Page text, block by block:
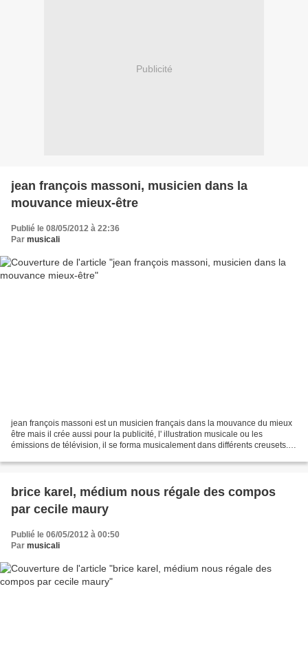
Publicité
jean françois massoni, musicien dans la
mouvance mieux-être
Publié le 08/05/2012 à 22:36
Par musicali
jean françois massoni est un musicien français dans la mouvance du mieux
être mais il crée aussi pour la publicité, l' illustration musicale ou les
émissions de télévision, il se forma musicalement dans différents creusets.
brice karel, médium nous régale des compos
par cecile maury
Publié le 06/05/2012 à 00:50
Par musicali